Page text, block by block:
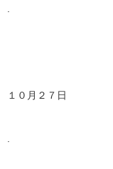
.
１０月２７日
.